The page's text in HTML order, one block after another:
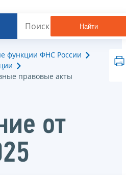
Найти
функции ФНС России
правовые акты
от